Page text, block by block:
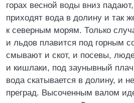
горах весной воды вниз
приходят вода в долину и так
к северным морям. Только
и льдов плавится под горным
смывают и скот, и посевы,
и кишлаки, под заунывный
вода скатывается в долину, и
преград. Высоченным валом